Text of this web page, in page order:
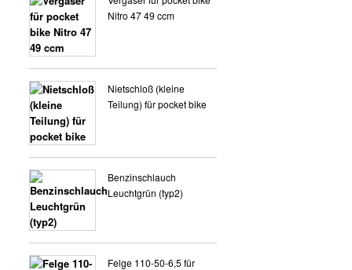
VERKLEIDUNG 8 ZOLL
Nitro 47 49 ccm
Nietschloß (kleine
Teilung) für pocket bike
Benzinschlauch
Leuchtgrün (typ2)
Felge 110-50-6,5 für